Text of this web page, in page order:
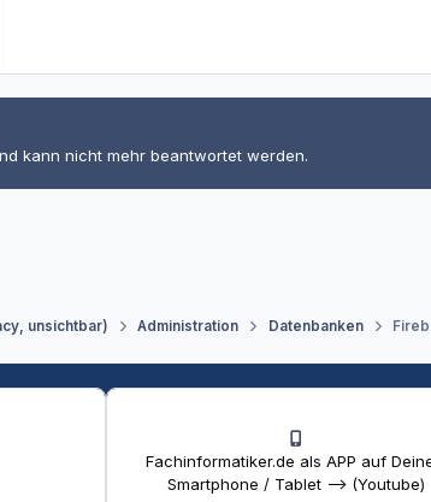
kann nicht mehr beantwortet werden.
unsichtbar) Administration Datenbanken
Fachinformatiker.de als APP auf
Smartphone / Tablet --> (Youtube)